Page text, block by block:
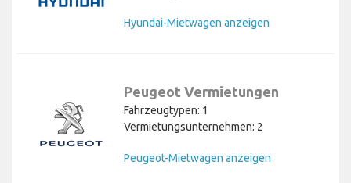
Hyundai-Mietwagen anzeigen
Peugeot Vermietungen
Fahrzeugtypen: 1
Vermietungsunternehmen: 2
Peugeot-Mietwagen anzeigen